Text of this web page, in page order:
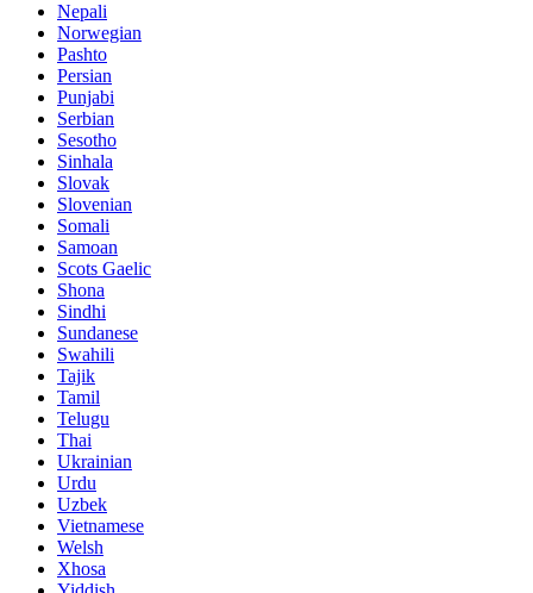
Nepali
Norwegian
Pashto
Persian
Punjabi
Serbian
Sesotho
Sinhala
Slovak
Slovenian
Somali
Samoan
Scots Gaelic
Shona
Sindhi
Sundanese
Swahili
Tajik
Tamil
Telugu
Thai
Ukrainian
Urdu
Uzbek
Vietnamese
Welsh
Xhosa